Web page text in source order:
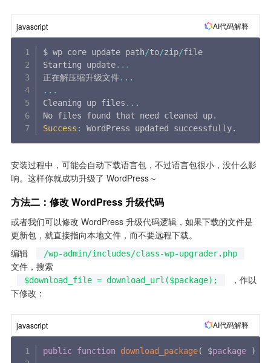
javascript AI代码解释
$ wp core update path/to/zip/file
Starting update...
正在解压缩升级文件...
...
Cleaning up files ...
No files found that need cleaned up.
Success : WordPress updated successfully.
安装过程中，可能会自动下载语言包，不过语言包很小，没什么影
响。这样你就成功升级了 WordPress～
方法二：修改 WordPress 升级代码
或者我们可以修改 WordPress 升级代码逻辑，如果下载的文件是
更新包，就直接指向本地文件，而不要远程下载。
编辑
/wp-admin/includes/class-wp-upgrader.php
文件，搜索
$download_file = download_url($package);
，作以
下修改：
javascript AI代码解释
public function download_package( $package )